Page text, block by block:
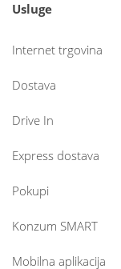
Usluge
Internet trgovina
Dostava
Drive In
Express dostava
Pokupi
Konzum SMART
Mobilna aplikacija